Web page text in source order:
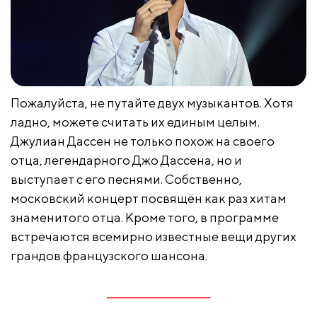
Пожалуйста, не путайте двух музыкантов. Хотя
ладно, можете считать их единым целым.
Джулиан Дассен не только похож на своего
отца, легендарного Джо Дассена, но и
выступает с его песнями. Собственно,
московский концерт посвящён как раз хитам
знаменитого отца. Кроме того, в программе
встречаются всемирно известные вещи других
грандов французского шансона.